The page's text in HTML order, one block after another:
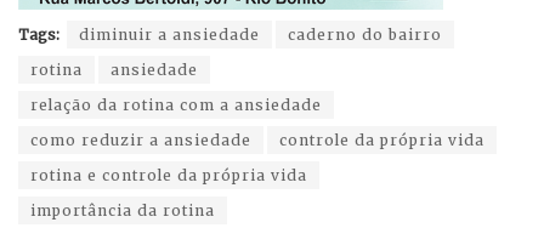
Tags: diminuir a ansiedade
caderno do bairro
rotina
ansiedade
relação da rotina com a ansiedade
como reduzir a ansiedade
controle da própria vida
rotina e controle da própria vida
importância da rotina